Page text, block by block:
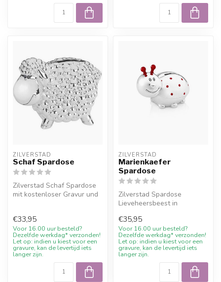
ZILVERSTAD
Schaf Spardose
Zilverstad Schaf Spardose
mit kostenloser Gravur und
€33,95
Voor 16.00 uur besteld?
Dezelfde werkdag* verzonden!
Let op: indien u kiest voor een
gravure, kan de levertijd iets
langer zijn.
ZILVERSTAD
Marienkaefer
Spardose
Zilverstad Spardose
Lieveheersbeest in
Ein bleibende...
€35,95
Voor 16.00 uur besteld?
Dezelfde werkdag* verzonden!
Let op: indien u kiest voor een
gravure, kan de levertijd iets
langer zijn.